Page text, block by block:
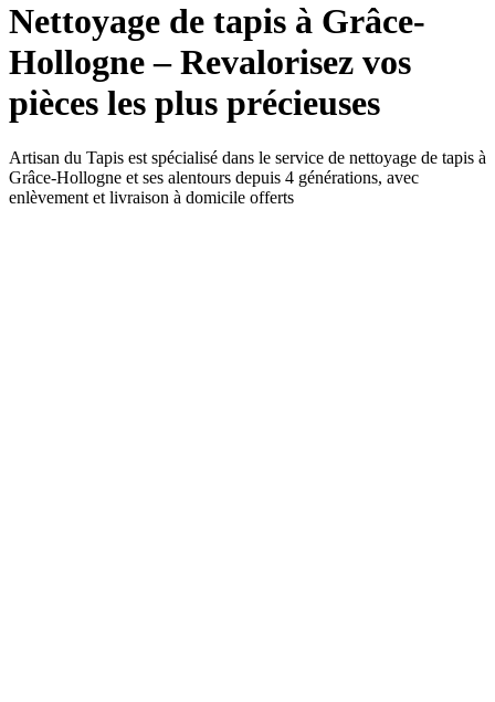
Nettoyage de tapis à Grâce-
Hollogne – Revalorisez vos
pièces les plus précieuses
Artisan du Tapis est spécialisé dans le service de nettoyage de tapis à
Grâce-Hollogne et ses alentours depuis 4 générations, avec
enlèvement et livraison à domicile offerts